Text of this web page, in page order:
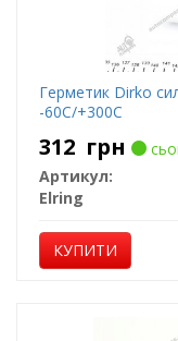
Герметик Dirko
-60С/+300С
312 грн
Артикул:
Elring
КУПИТИ